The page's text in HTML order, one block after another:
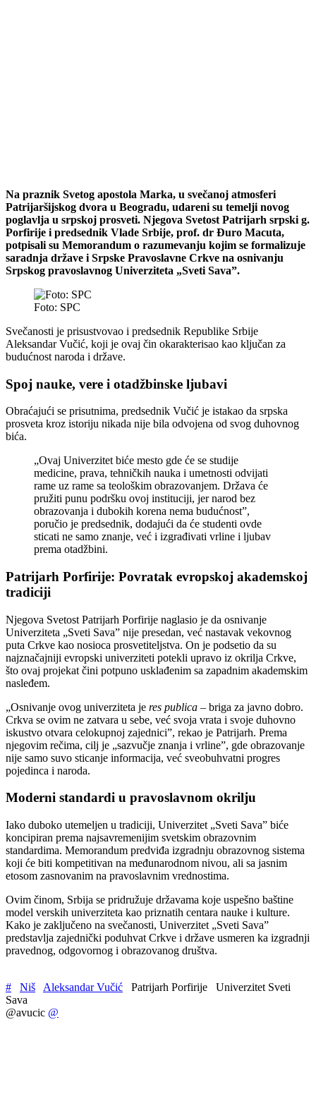
Na praznik Svetog apostola Marka, u svečanoj atmosferi
Patrijaršijskog dvora u Beogradu, udareni su temelji novog
poglavlja u srpskoj prosveti. Njegova Svetost Patrijarh srpski g.
Porfirije i predsednik Vlade Srbije, prof. dr Đuro Macuta,
potpisali su Memorandum o razumevanju kojim se formalizuje
saradnja države i Srpske Pravoslavne Crkve na osnivanju
Srpskog pravoslavnog Univerziteta „Sveti Sava”.
Foto: SPC
Svečanosti je prisustvovao i predsednik Republike Srbije
Aleksandar Vučić, koji je ovaj čin okarakterisao kao ključan za
budućnost naroda i države.
Spoj nauke, vere i otadžbinske ljubavi
Obraćajući se prisutnima, predsednik Vučić je istakao da srpska
prosveta kroz istoriju nikada nije bila odvojena od svog duhovnog
bića.
„Ovaj Univerzitet biće mesto gde će se studije
medicine, prava, tehničkih nauka i umetnosti odvijati
rame uz rame sa teološkim obrazovanjem. Država će
pružiti punu podršku ovoj instituciji, jer narod bez
obrazovanja i dubokih korena nema budućnost”,
poručio je predsednik, dodajući da će studenti ovde
sticati ne samo znanje, već i izgrađivati vrline i ljubav
prema otadžbini.
Patrijarh Porfirije: Povratak evropskoj akademskoj
tradiciji
Njegova Svetost Patrijarh Porfirije naglasio je da osnivanje
Univerziteta „Sveti Sava” nije presedan, već nastavak vekovnog
puta Crkve kao nosioca prosvetiteljstva. On je podsetio da su
najznačajniji evropski univerziteti potekli upravo iz okrilja Crkve,
što ovaj projekat čini potpuno usklađenim sa zapadnim akademskim
nasleđem.
„Osnivanje ovog univerziteta je res publica – briga za javno dobro.
Crkva se ovim ne zatvara u sebe, već svoja vrata i svoje duhovno
iskustvo otvara celokupnoj zajednici”, rekao je Patrijarh. Prema
njegovim rečima, cilj je „sazvučje znanja i vrline”, gde obrazovanje
nije samo suvo sticanje informacija, već sveobuhvatni progres
pojedinca i naroda.
Moderni standardi u pravoslavnom okrilju
Iako duboko utemeljen u tradiciji, Univerzitet „Sveti Sava” biće
koncipiran prema najsavremenijim svetskim obrazovnim
standardima. Memorandum predviđa izgradnju obrazovnog sistema
koji će biti kompetitivan na međunarodnom nivou, ali sa jasnim
etosom zasnovanim na pravoslavnim vrednostima.
Ovim činom, Srbija se pridružuje državama koje uspešno baštine
model verskih univerziteta kao priznatih centara nauke i kulture.
Kako je zaključeno na svečanosti, Univerzitet „Sveti Sava”
predstavlja zajednički poduhvat Crkve i države usmeren ka izgradnji
pravednog, odgovornog i obrazovanog društva.
# Niš Aleksandar Vučić Patrijarh Porfirije
Univerzitet Sveti
Sava
@avucic @